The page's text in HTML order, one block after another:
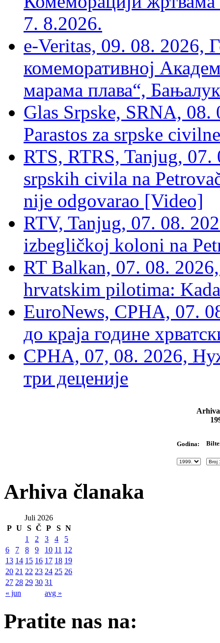
7. 8.2026.
e-Veritas, 09. 08. 2026,
комеморативној
марама плава“,
Glas Srpske, SRNA,
Parastos za srpske
RTS, RTRS, Tanjug,
srpskih civila na
nije odgovarao [Video]
RTV, Tanjug, 07. 08.
izbegličkoj koloni na
RT Balkan, 07. 08.
hrvatskim pilotima:
EuroNews, СРНА, 07.
до краја године
СРНА, 07, 08. 2026,
три деценије
Godina:
Arhiva članaka
Juli 2026
P U S Č P S N
« jun avg »
1 2 3 4
5
6
7 8 9 10 11 12
13 14 15 16 17 18 19
20 21 22 23 24 25 26
27 28 29 30 31
Pratite nas na: